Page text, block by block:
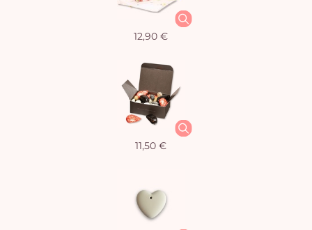
12,90 €
11,50 €